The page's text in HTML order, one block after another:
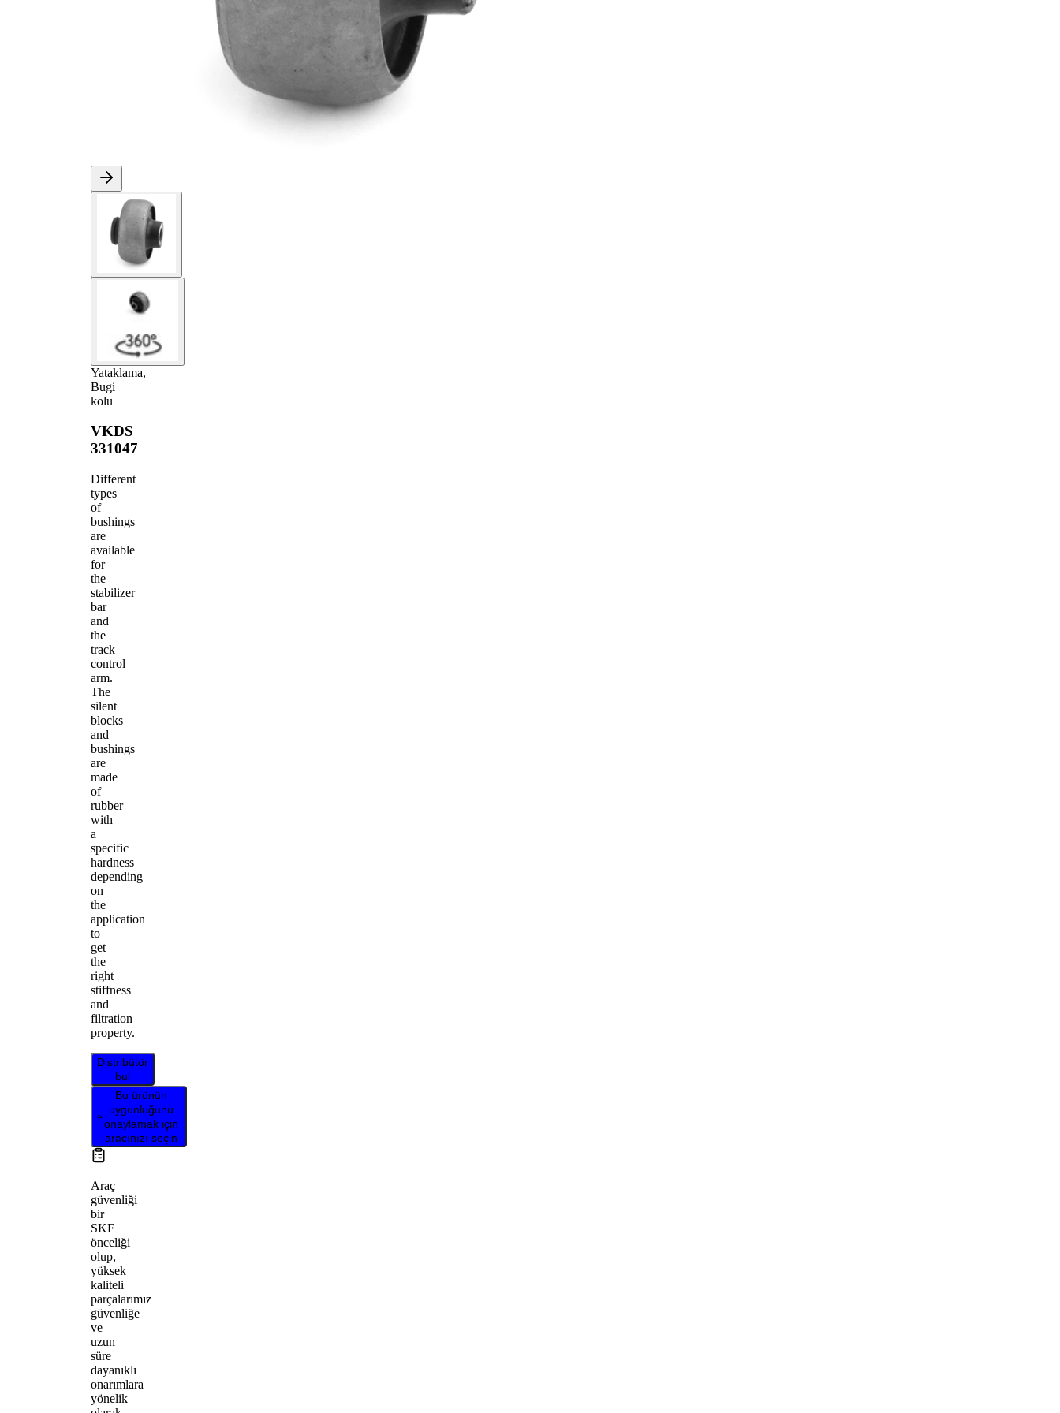
Yataklama,
Bugi
kolu
VKDS
331047
Different
types
of
bushings
are
available
for
the
stabilizer
bar
and
the
track
control
arm.
The
silent
blocks
and
bushings
are
made
of
rubber
with
a
specific
hardness
depending
on
the
application
to
get
the
right
stiffness
and
filtration
property.
Distribütör
bul
Bu ürünün
uygunluğunu
onaylamak için
aracınızı seçin
Araç
güvenliği
bir
SKF
önceliği
olup,
yüksek
kaliteli
parçalarımız
güvenliğe
ve
uzun
süre
dayanıklı
onarımlara
yönelik